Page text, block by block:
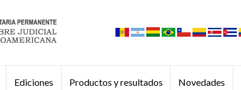
Ediciones Productos y resultados Novedades